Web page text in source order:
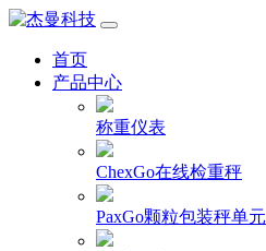
首页
产品中心
称重仪表
ChexGo在线检重秤
PaxGo颗粒包装秤单元